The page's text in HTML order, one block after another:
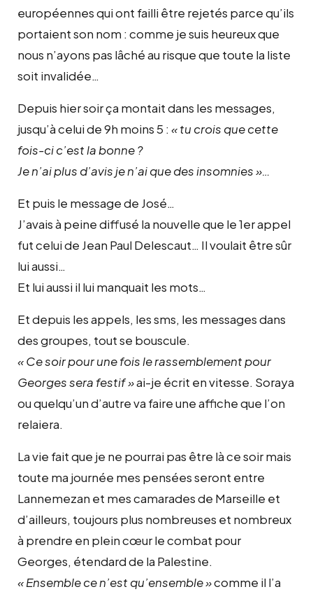
européennes qui ont failli être rejetés parce qu’ils
portaient son nom : comme je suis heureux que
nous n’ayons pas lâché au risque que toute la liste
soit invalidée…
Depuis hier soir ça montait dans les messages,
jusqu’à celui de 9h moins 5 : « tu crois que cette
fois-ci c’est la bonne ?
Je n’ai plus d’avis je n’ai que des insomnies »…
Et puis le message de José…
J’avais à peine diffusé la nouvelle que le 1er appel
fut celui de Jean Paul Delescaut… Il voulait être sûr
lui aussi…
Et lui aussi il lui manquait les mots…
Et depuis les appels, les sms, les messages dans
des groupes, tout se bouscule.
« Ce soir pour une fois le rassemblement pour
Georges sera festif »ai-je écrit en vitesse. Soraya
ou quelqu’un d’autre va faire une affiche que l’on
relaiera.
La vie fait que je ne pourrai pas être là ce soir mais
toute ma journée mes pensées seront entre
Lannemezan et mes camarades de Marseille et
d’ailleurs, toujours plus nombreuses et nombreux
à prendre en plein cœur le combat pour
Georges, étendard de la Palestine.
« Ensemble ce n’est qu’ensemble »comme il l’a